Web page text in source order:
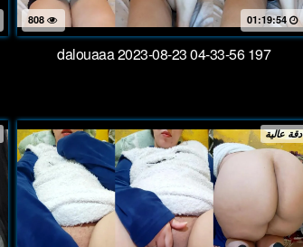
01:19:54
dalouaaa 2023-08-23 04-33-56 197
دقة عالية